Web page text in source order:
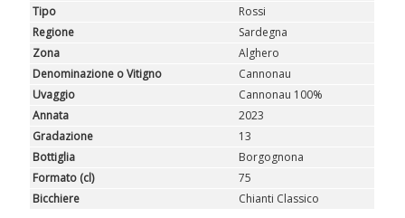
ROSATI
SPUMANTI
DESSERT
NON SOLO VINO
REGALI
Tipo
Rossi
Regione
Sardegna
Zona
Alghero
Denominazione o Vitigno
Cannonau
Uvaggio
Cannonau 100%
Annata
2023
Gradazione
13
Bottiglia
Borgognona
Formato (cl)
75
Bicchiere
Chianti Classico